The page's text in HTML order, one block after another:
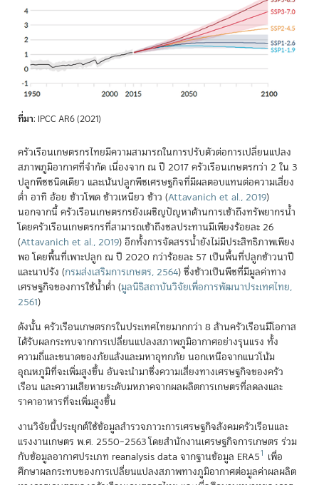
ที่มา: IPCC AR6 (2021)
ครัวเรือนเกษตรกรไทยมีความสามารถในการปรับตัวต่อการเปลี่ยนแปลง
สภาพภูมิอากาศที่จำกัด เนื่องจาก ณ ปี 2017 ครัวเรือนเกษตรกว่า 2 ใน 3
ปลูกพืชชนิดเดียว และเน้นปลูกพืชเศรษฐกิจที่มีผลตอบแทนต่อความเสี่ยง
ต่ำ อาทิ อ้อย ข้าวโพด ข้าวเหนียว ข้าว (Attavanich et al., 2019)
นอกจากนี้ ครัวเรือนเกษตรกรยังเผชิญปัญหาด้านการเข้าถึงทรัพยากรน้ำ
โดยครัวเรือนเกษตรกรที่สามารถเข้าถึงชลประทานมีเพียงร้อยละ 26
(Attavanich et al., 2019)อีกทั้งการจัดสรรน้ำยังไม่มีประสิทธิภาพเพียง
พอ โดยพื้นที่เพาะปลูก ณ ปี 2020 กว่าร้อยละ 57 เป็นพื้นที่ปลูกข้าวนาปี
และนาปรัง (กรมส่งเสริมการเกษตร, 2564)ซึ่งข้าวเป็นพืชที่มีมูลค่าทาง
เศรษฐกิจของการใช้น้ำต่ำ (มูลนิธิสถาบันวิจัยเพื่อการพัฒนาประเทศไทย,
2561)
ดังนั้น ครัวเรือนเกษตรกรในประเทศไทยมากกว่า 8 ล้านครัวเรือนมีโอกาส
ได้รับผลกระทบจากการเปลี่ยนแปลงสภาพภูมิอากาศอย่างรุนแรง ทั้ง
ความถี่และขนาดของภัยแล้งและมหาอุทกภัย นอกเหนือจากแนวโน้ม
อุณหภูมิที่จะเพิ่มสูงขึ้น อันจะนำมาซึ่งความเสี่ยงทางเศรษฐกิจของครัว
เรือน และความเสียหายระดับมหภาคจากผลผลิตการเกษตรที่ลดลงและ
ราคาอาหารที่จะเพิ่มสูงขึ้น
งานวิจัยนี้ประยุกต์ใช้ข้อมูลสำรวจภาวะการเศรษฐกิจสังคมครัวเรือนและ
แรงงานเกษตร พ.ศ. 2550–2563 โดยสำนักงานเศรษฐกิจการเกษตร ร่วม
กับข้อมูลอากาศประเภท reanalysis data จากฐานข้อมูล ERA51 เพื่อ
ศึกษาผลกระทบของการเปลี่ยนแปลงสภาพทางภูมิอากาศต่อมูลค่าผลผลิต